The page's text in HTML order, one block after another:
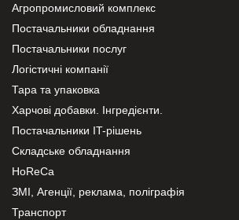
Агропромисловий комплекс
Постачальники обладнання
Постачальники послуг
Логістичні компанії
Тара та упаковка
Харчові добавки. Інгредієнти.
Постачальники IT-рішень
Складське обладнання
HoReCa
ЗМІ, Агенції, реклама, поліграфія
Транспорт